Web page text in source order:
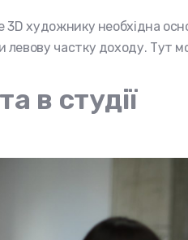
3D художнику необхідна
левову частку доходу. Тут
в студії